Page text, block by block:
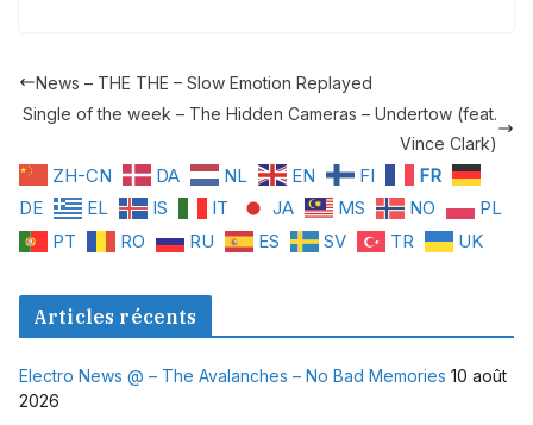
News – THE THE – Slow Emotion Replayed
Single of the week – The Hidden Cameras – Undertow (feat.
Vince Clark)
ZH-CN DA NL EN FI
FR
DE
EL IS IT JA MS NO
PL
PT
RO RU ES SV TR UK
Articles récents
Electro News @ – The Avalanches – No Bad Memories 10 août
2026